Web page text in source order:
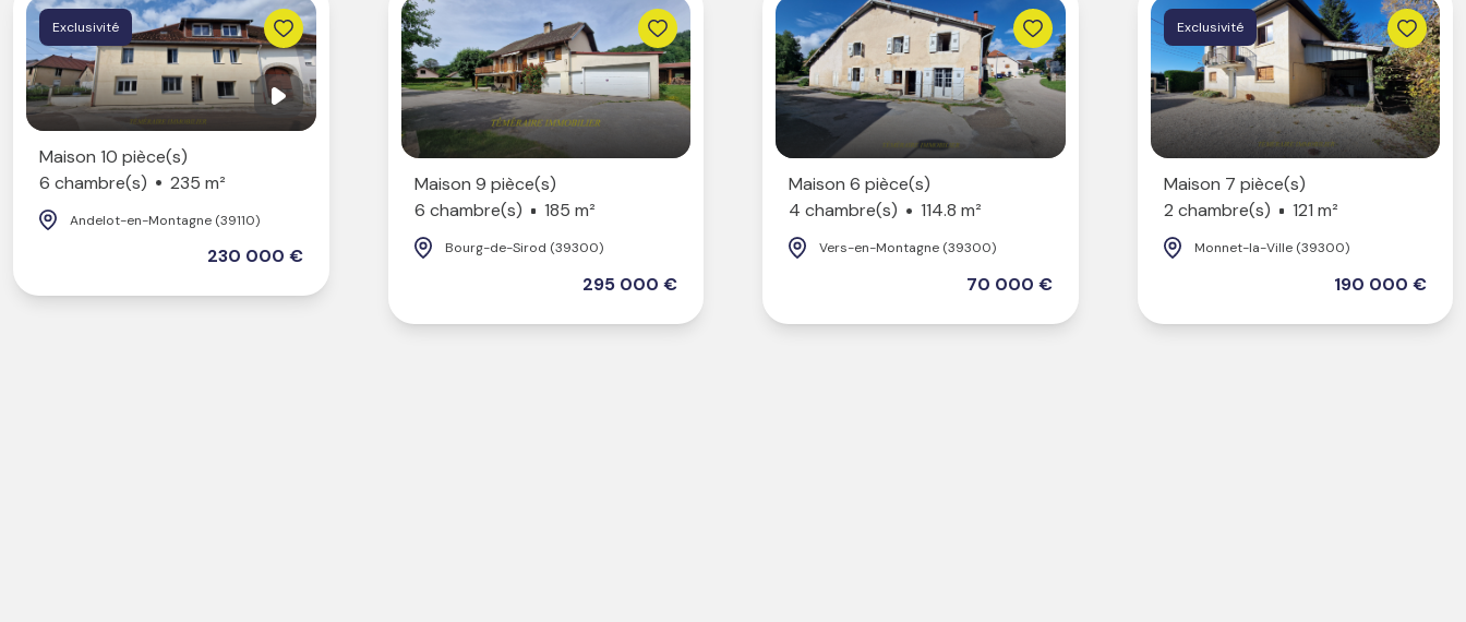
Exclusivité
Maison 10 pièce(s)
6 chambre(s)
235 m²
Andelot-en-Montagne (39110)
230 000 €
Maison 9 pièce(s)
6 chambre(s)
185 m²
Bourg-de-Sirod (39300)
295 000 €
Maison 6 pièce(s)
4 chambre(s)
114.8 m²
Vers-en-Montagne (39300)
70 000 €
Exclusivité
Maison 7 pièce(s)
2 chambre(s)
121 m²
Monnet-la-Ville (39300)
190 000 €